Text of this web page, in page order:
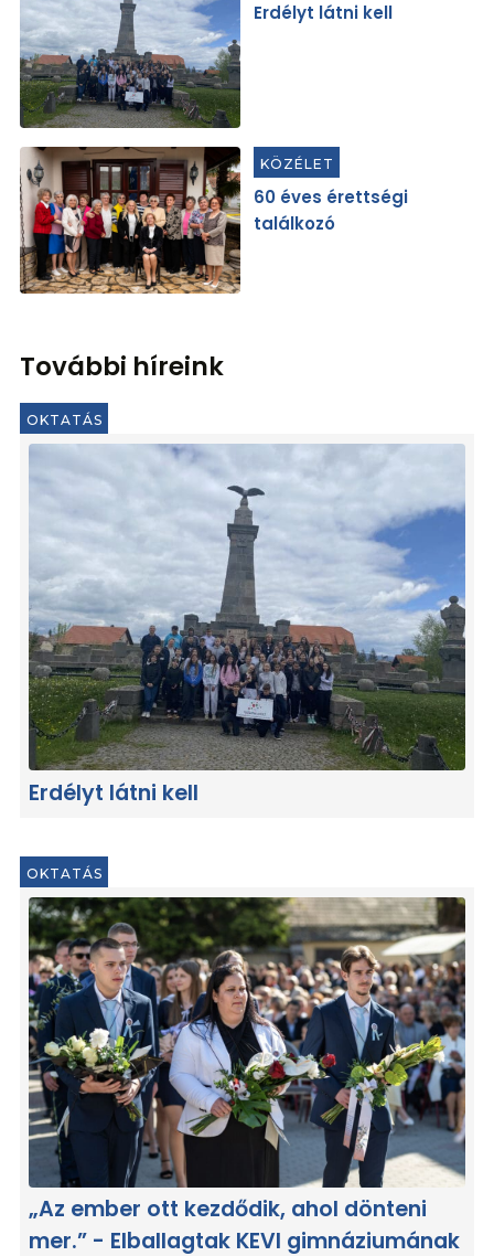
Erdélyt látni kell
KÖZÉLET
60 éves érettségi
találkozó
További híreink
OKTATÁS
Erdélyt látni kell
OKTATÁS
„Az ember ott kezdődik, ahol dönteni
mer.” - Elballagtak KEVI gimnáziumának